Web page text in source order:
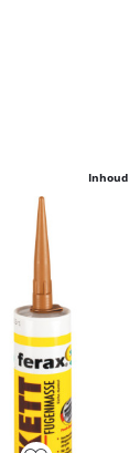
Inhoud